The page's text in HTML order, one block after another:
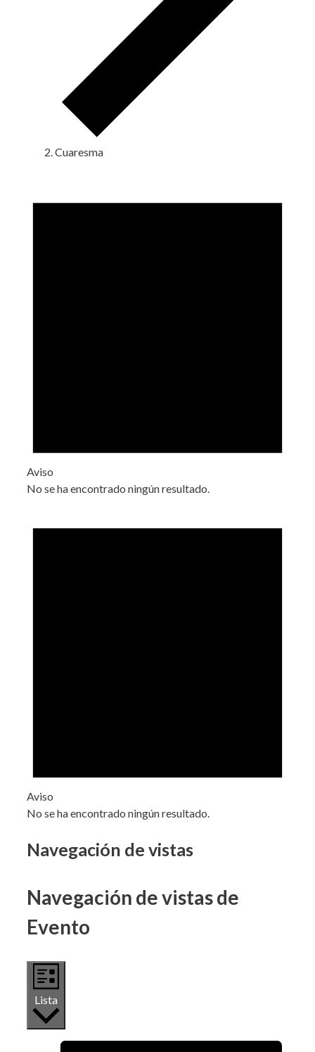
Cuaresma
Aviso
No se ha encontrado ningún resultado.
Aviso
No se ha encontrado ningún resultado.
Navegación de vistas
Navegación de vistas de
Evento
Lista